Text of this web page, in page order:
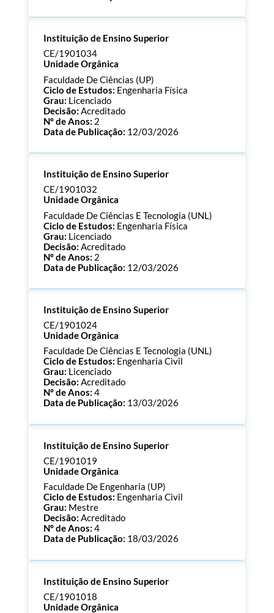
Processo:
CE/1901040
ECTS:120.0
Consultar Documentos
Instituição de Ensino Superior
CE/1901034
Unidade Orgânica
Faculdade De Ciências (UP)
Ciclo de Estudos: Engenharia Física
Grau: Licenciado
Decisão: Acreditado
Nº de Anos: 2
Data de Publicação: 12/03/2026
Processo:
CE/1901034
ECTS:180.0
Consultar Documentos
Instituição de Ensino Superior
CE/1901032
Unidade Orgânica
Faculdade De Ciências E Tecnologia (UNL)
Ciclo de Estudos: Engenharia Física
Grau: Licenciado
Decisão: Acreditado
Nº de Anos: 2
Data de Publicação: 12/03/2026
ECTS:180.0
Consultar Documentos
Instituição de Ensino Superior
CE/1901024
Unidade Orgânica
Faculdade De Ciências E Tecnologia (UNL)
Ciclo de Estudos: Engenharia Civil
Grau: Licenciado
Decisão: Acreditado
Nº de Anos: 4
Data de Publicação: 13/03/2026
ECTS:180.0
Consultar Documentos
Instituição de Ensino Superior
CE/1901019
Unidade Orgânica
Faculdade De Engenharia (UP)
Ciclo de Estudos: Engenharia Civil
Grau: Mestre
Decisão: Acreditado
Nº de Anos: 4
Data de Publicação: 18/03/2026
ECTS:120.0
Consultar Documentos
Instituição de Ensino Superior
CE/1901018
Unidade Orgânica